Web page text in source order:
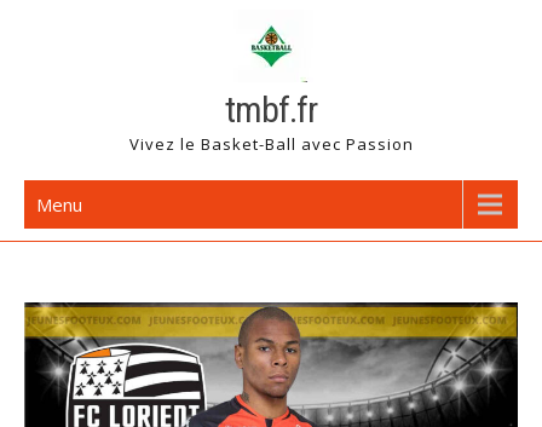
tmbf.fr
Vivez le Basket-Ball avec Passion
Menu